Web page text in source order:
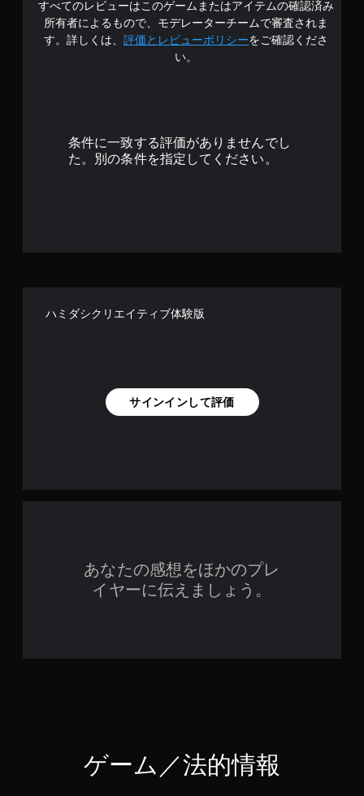
の
4
すべてのレビューはこのゲームまたはアイテムの確認済み
所有者によるもので、モデレーターチームで審査されま
す。詳しくは、 評価とレビューポリシーをご確認くださ
い。
条件に一致する評価がありませんでし
た。別の条件を指定してください。
ハミダシクリエイティブ体験版
サインインして評価
あなたの感想をほかのプレ
イヤーに伝えましょう。
ゲーム／法的情報